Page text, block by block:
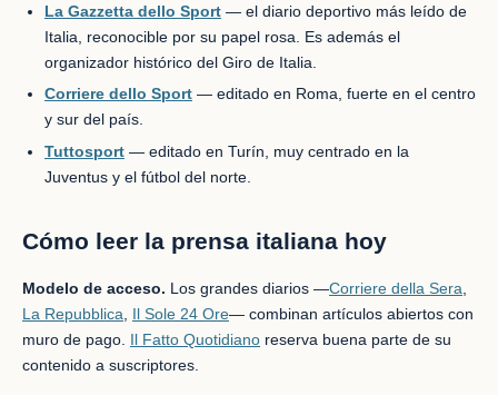
La Gazzetta dello Sport — el diario deportivo más leído de
Italia, reconocible por su papel rosa. Es además el
organizador histórico del Giro de Italia.
Corriere dello Sport — editado en Roma, fuerte en el centro
y sur del país.
Tuttosport — editado en Turín, muy centrado en la
Juventus y el fútbol del norte.
Cómo leer la prensa italiana hoy
Modelo de acceso. Los grandes diarios —Corriere della Sera
La Repubblica
Il Sole 24 Ore— combinan artículos abiertos con
muro de pago. Il Fatto Quotidiano reserva buena parte de su
contenido a suscriptores.